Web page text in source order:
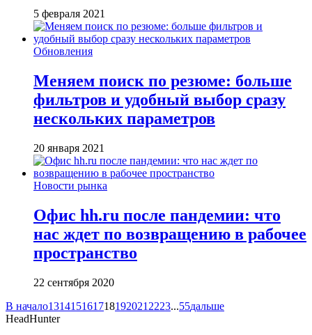
5 февраля 2021
Обновления
Меняем поиск по резюме: больше
фильтров и удобный выбор сразу
нескольких параметров
20 января 2021
Новости рынка
Офис hh.ru после пандемии: что
нас ждет по возвращению в рабочее
пространство
22 сентября 2020
В начало131415161718192021 2223...55дальше
HeadHunter